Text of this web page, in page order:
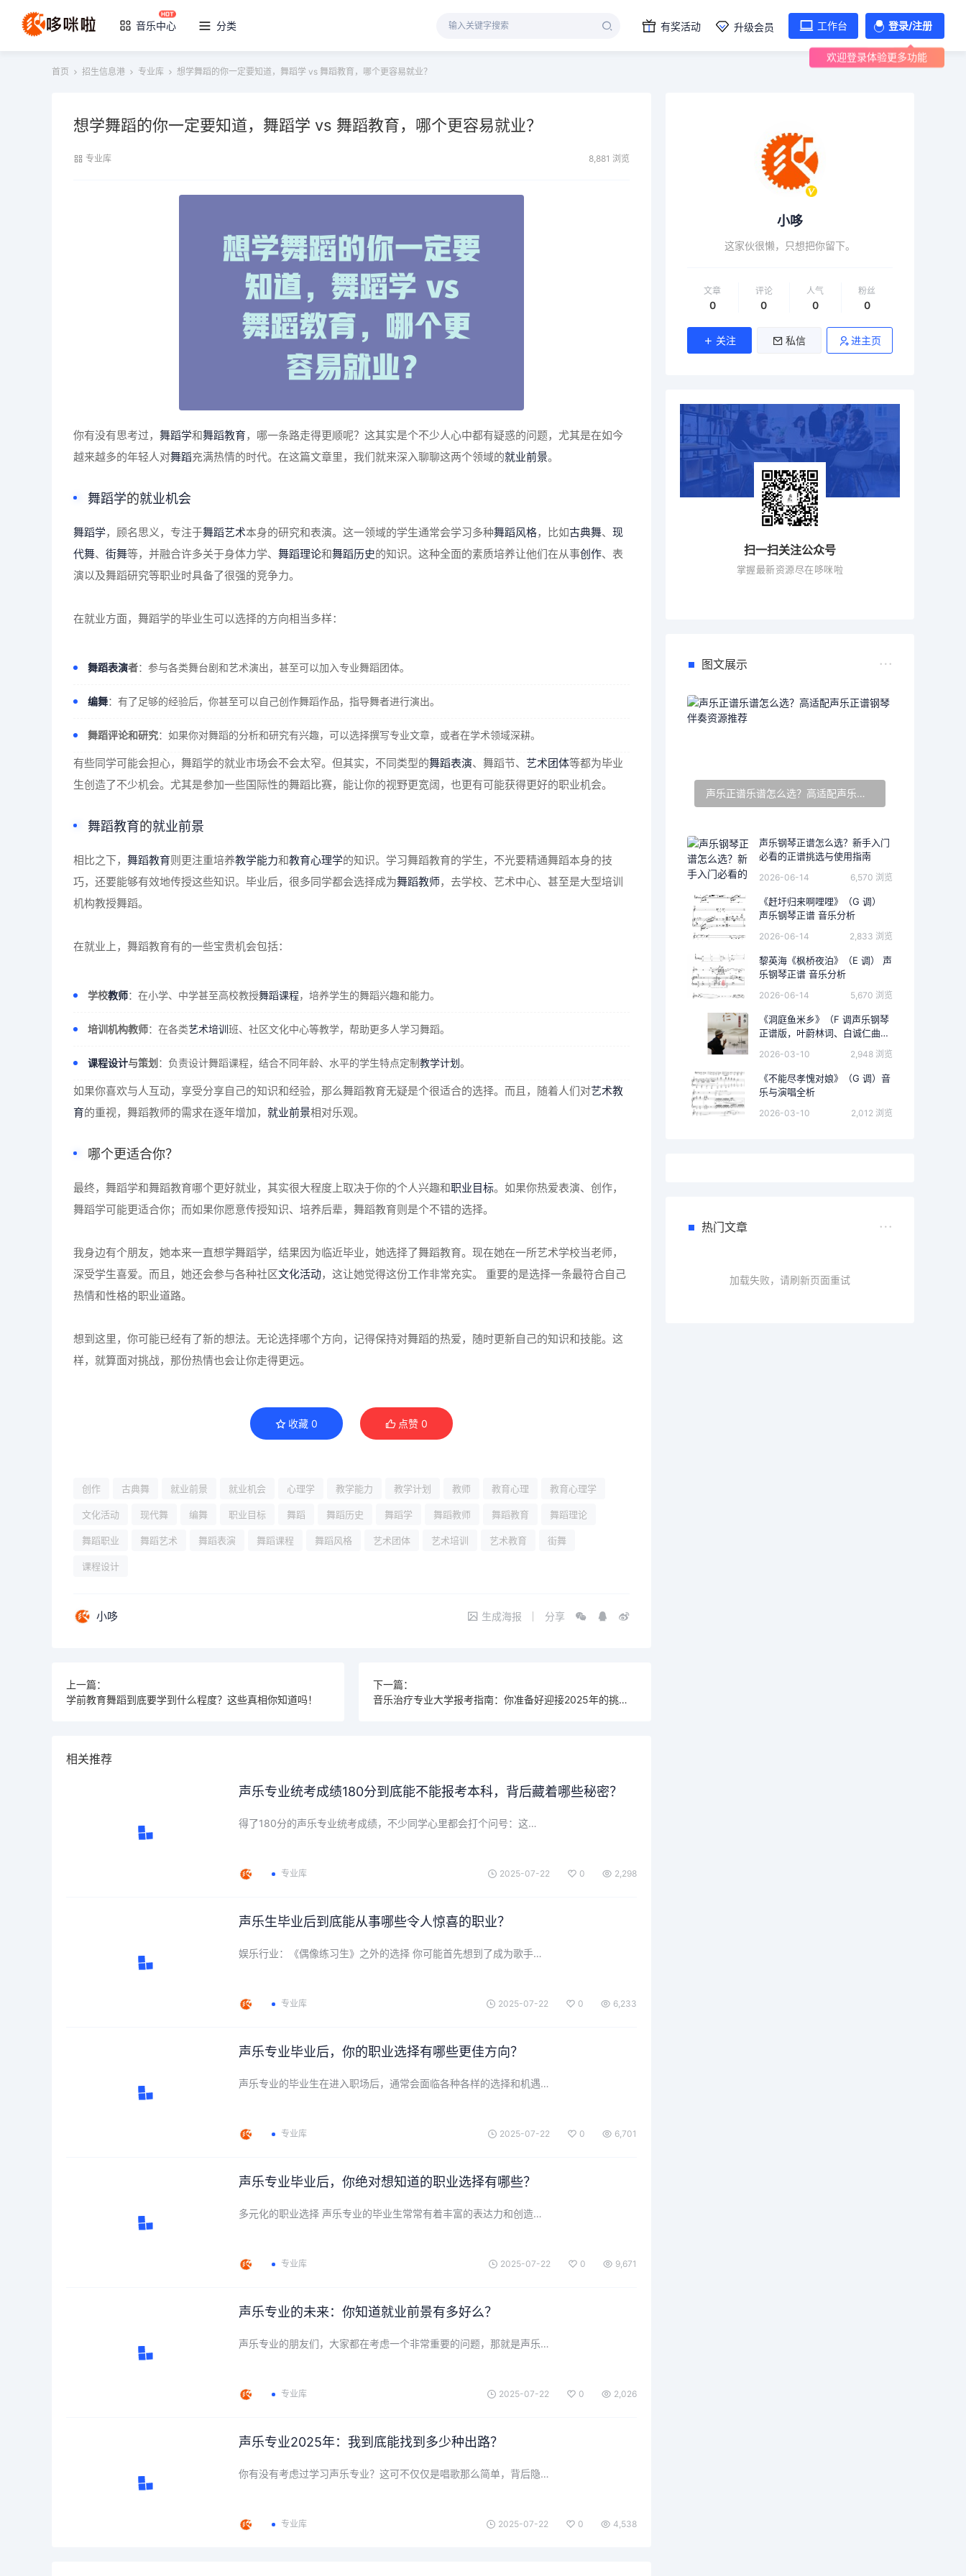
音乐中心 分类 有奖活动 升级会员 工作台 登录/注册
欢迎登录体验更多功能
首页 招生信息港 专业库 想学舞蹈的你一定要知道，舞蹈学 vs 舞蹈教育，哪个更容易就业？
想学舞蹈的你一定要知道，舞蹈学 vs 舞蹈教育，哪个更容易就业？
专业库 8,881 浏览
你有没有思考过， 舞蹈学和舞蹈教育，哪一条路走得更顺呢？这其实是个不少人心中都有疑惑的问题，尤其是在如今
越来越多的年轻人对舞蹈充满热情的时代。在这篇文章里，我们就来深入聊聊这两个领域的就业前景。
舞蹈学的就业机会
舞蹈学，顾名思义，专注于舞蹈艺术本身的研究和表演。这一领域的学生通常会学习多种舞蹈风格，比如古典舞、 现
代舞、 街舞等，并融合许多关于身体力学、 舞蹈理论和舞蹈历史的知识。这种全面的素质培养让他们在从事创作、表
演以及舞蹈研究等职业时具备了很强的竞争力。
在就业方面，舞蹈学的毕业生可以选择的方向相当多样：
舞蹈表演者：参与各类舞台剧和艺术演出，甚至可以加入专业舞蹈团体。
编舞：有了足够的经验后，你甚至可以自己创作舞蹈作品，指导舞者进行演出。
舞蹈评论和研究：如果你对舞蹈的分析和研究有兴趣，可以选择撰写专业文章，或者在学术领域深耕。
有些同学可能会担心，舞蹈学的就业市场会不会太窄。但其实，不同类型的舞蹈表演、舞蹈节、 艺术团体等都为毕业
生创造了不少机会。尤其是参加一些国际性的舞蹈比赛，能让你的视野更宽阔，也更有可能获得更好的职业机会。
舞蹈教育的就业前景
相比之下， 舞蹈教育则更注重培养教学能力和教育心理学的知识。学习舞蹈教育的学生，不光要精通舞蹈本身的技
巧，还要能够有效地传授这些知识。毕业后，很多同学都会选择成为舞蹈教师，去学校、艺术中心、甚至是大型培训
机构教授舞蹈。
在就业上，舞蹈教育有的一些宝贵机会包括：
学校教师：在小学、中学甚至高校教授舞蹈课程，培养学生的舞蹈兴趣和能力。
培训机构教师：在各类艺术培训班、社区文化中心等教学，帮助更多人学习舞蹈。
课程设计与策划 ：负责设计舞蹈课程，结合不同年龄、水平的学生特点定制教学计划。
如果你喜欢与人互动，享受分享自己的知识和经验，那么舞蹈教育无疑是个很适合的选择。而且，随着人们对艺术教
育的重视，舞蹈教师的需求在逐年增加， 就业前景相对乐观。
哪个更适合你？
最终，舞蹈学和舞蹈教育哪个更好就业，其实很大程度上取决于你的个人兴趣和职业目标。如果你热爱表演、创作，
舞蹈学可能更适合你；而如果你愿意传授知识、培养后辈，舞蹈教育则是个不错的选择。
我身边有个朋友，她本来一直想学舞蹈学，结果因为临近毕业，她选择了舞蹈教育。现在她在一所艺术学校当老师，
深受学生喜爱。而且，她还会参与各种社区文化活动，这让她觉得这份工作非常充实。 重要的是选择一条最符合自己
热情和性格的职业道路。
想到这里，你可能已经有了新的想法。无论选择哪个方向，记得保持对舞蹈的热爱，随时更新自己的知识和技能。这
样，就算面对挑战，那份热情也会让你走得更远。
收藏 0 点赞 0
创作 古典舞 就业前景 就业机会 心理学 教学能力 教学计划 教师 教育心理 教育心理学
文化活动 现代舞 编舞 职业目标 舞蹈 舞蹈历史 舞蹈学 舞蹈教师 舞蹈教育 舞蹈理论
舞蹈职业 舞蹈艺术 舞蹈表演 舞蹈课程 舞蹈风格 艺术团体 艺术培训 艺术教育 街舞
课程设计
小哆 生成海报 分享
上一篇：
学前教育舞蹈到底要学到什么程度？这些真相你知道吗！
下一篇：
音乐治疗专业大学报考指南：你准备好迎接2025年的挑战了吗？
相关推荐
声乐专业统考成绩180分到底能不能报考本科，背后藏着哪些秘密？
得了180分的声乐专业统考成绩，不少同学心里都会打个问号：这…
专业库 2025-07-22 0 2,298
声乐生毕业后到底能从事哪些令人惊喜的职业？
娱乐行业：《偶像练习生》之外的选择 你可能首先想到了成为歌手…
专业库 2025-07-22 0 6,233
声乐专业毕业后，你的职业选择有哪些更佳方向？
声乐专业的毕业生在进入职场后，通常会面临各种各样的选择和机遇…
专业库 2025-07-22 0 6,701
声乐专业毕业后，你绝对想知道的职业选择有哪些？
多元化的职业选择 声乐专业的毕业生常常有着丰富的表达力和创造…
专业库 2025-07-22 0 9,671
声乐专业的未来：你知道就业前景有多好么？
声乐专业的朋友们，大家都在考虑一个非常重要的问题，那就是声乐…
专业库 2025-07-22 0 2,026
声乐专业2025年：我到底能找到多少种出路？
你有没有考虑过学习声乐专业？这可不仅仅是唱歌那么简单，背后隐…
专业库 2025-07-22 0 4,538
小哆
这家伙很懒，只想把你留下。
文章
0
评论
0
人气
0
粉丝
0
关注 私信 进主页
扫一扫关注公众号
掌握最新资源尽在哆咪啦
图文展示
声乐正谱乐谱怎么选？高适配声乐正谱钢琴伴奏资源推荐
声乐钢琴正谱怎么选？新手入门
必看的正谱挑选与使用指南
2026-06-14 6,570 浏览
《赶圩归来啊哩哩》（G 调）
声乐钢琴正谱 音乐分析
2026-06-14 2,833 浏览
黎英海《枫桥夜泊》（E 调） 声
乐钢琴正谱 音乐分析
2026-06-14 5,670 浏览
《洞庭鱼米乡》（F 调声乐钢琴
正谱版，叶蔚林词、白诚仁曲）
2026-03-10 2,948 浏览
《不能尽孝愧对娘》（G 调）音
乐与演唱全析
2026-03-10 2,012 浏览
热门文章
加载失败，请刷新页面重试